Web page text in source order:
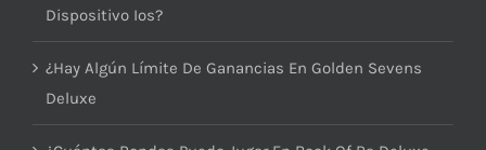
Dispositivo Ios?
¿Hay Algún Límite De Ganancias En Golden Sevens
Deluxe